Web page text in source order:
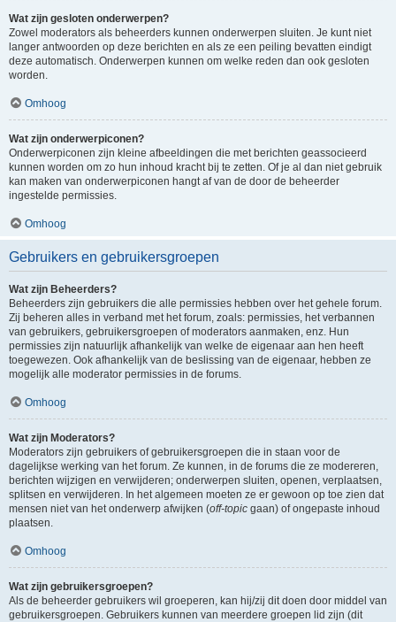
Wat zijn gesloten onderwerpen?
Zowel moderators als beheerders kunnen onderwerpen sluiten. Je kunt niet
langer antwoorden op deze berichten en als ze een peiling bevatten eindigt
deze automatisch. Onderwerpen kunnen om welke reden dan ook gesloten
worden.
Omhoog
Wat zijn onderwerpiconen?
Onderwerpiconen zijn kleine afbeeldingen die met berichten geassocieerd
kunnen worden om zo hun inhoud kracht bij te zetten. Of je al dan niet gebruik
kan maken van onderwerpiconen hangt af van de door de beheerder
ingestelde permissies.
Omhoog
Gebruikers en gebruikersgroepen
Wat zijn Beheerders?
Beheerders zijn gebruikers die alle permissies hebben over het gehele forum.
Zij beheren alles in verband met het forum, zoals: permissies, het verbannen
van gebruikers, gebruikersgroepen of moderators aanmaken, enz. Hun
permissies zijn natuurlijk afhankelijk van welke de eigenaar aan hen heeft
toegewezen. Ook afhankelijk van de beslissing van de eigenaar, hebben ze
mogelijk alle moderator permissies in de forums.
Omhoog
Wat zijn Moderators?
Moderators zijn gebruikers of gebruikersgroepen die in staan voor de
dagelijkse werking van het forum. Ze kunnen, in de forums die ze modereren,
berichten wijzigen en verwijderen; onderwerpen sluiten, openen, verplaatsen,
splitsen en verwijderen. In het algemeen moeten ze er gewoon op toe zien dat
mensen niet van het onderwerp afwijken (off-topic gaan) of ongepaste inhoud
plaatsen.
Omhoog
Wat zijn gebruikersgroepen?
Als de beheerder gebruikers wil groeperen, kan hij/zij dit doen door middel van
gebruikersgroepen. Gebruikers kunnen van meerdere groepen lid zijn (dit